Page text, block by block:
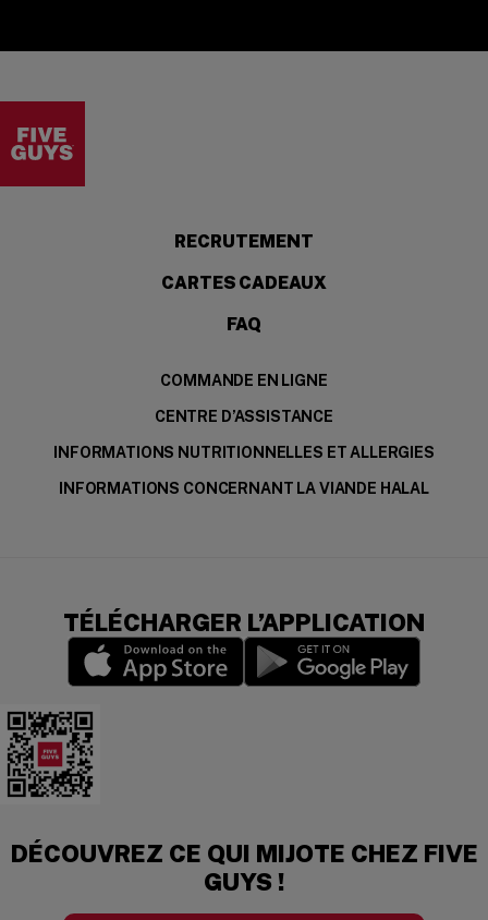
RECRUTEMENT(OPENS IN A NEW
CARTES CADEAUX
FAQ
COMMANDE EN LIGNE
CENTRE D’ASSISTANCE
INFORMATIONS NUTRITIONNELLES ET ALLERGIES
INFORMATIONS CONCERNANT LA VIANDE HALAL
TÉLÉCHARGER L’APPLICATION
Download the app
DÉCOUVREZ CE QUI MIJOTE CHEZ FIVE
GUYS !